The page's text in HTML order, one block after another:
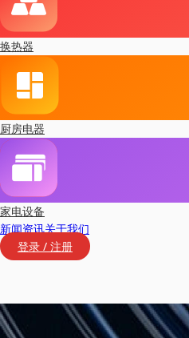
换热器
厨房电器
家电设备
新闻资讯关于我们
登录 / 注册